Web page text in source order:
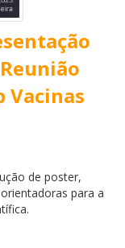
Vacinas
de poster,
para a